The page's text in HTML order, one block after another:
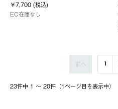
￥7,700 (税込)
EC在庫なし
23件中 1 〜 20件（1ページ⽬を表⽰中）
前へ 1